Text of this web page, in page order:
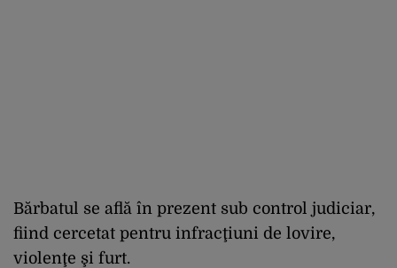
Bărbatul se află în prezent sub control judiciar,
fiind cercetat pentru infracţiuni de lovire,
violenţe şi furt.